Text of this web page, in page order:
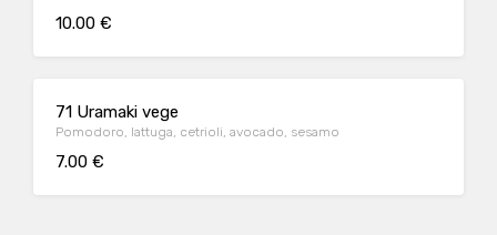
10.00 €
71 Uramaki vege
Pomodoro, lattuga, cetrioli, avocado, sesamo
7.00 €